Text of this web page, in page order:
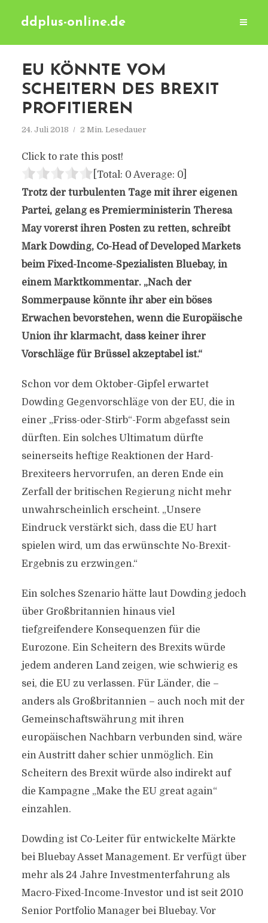
ddplus-online.de
EU KÖNNTE VOM
SCHEITERN DES BREXIT
PROFITIEREN
24. Juli 2018 2 Min. Lesedauer
Click to rate this post!
[Total: 0 Average: 0]
Trotz der turbulenten Tage mit ihrer eigenen
Partei, gelang es Premierministerin Theresa
May vorerst ihren Posten zu retten, schreibt
Mark Dowding, Co-Head of Developed Markets
beim Fixed-Income-Spezialisten Bluebay, in
einem Marktkommentar. „Nach der
Sommerpause könnte ihr aber ein böses
Erwachen bevorstehen, wenn die Europäische
Union ihr klarmacht, dass keiner ihrer
Vorschläge für Brüssel akzeptabel ist.“
Schon vor dem Oktober-Gipfel erwartet
Dowding Gegenvorschläge von der EU, die in
einer „Friss-oder-Stirb“-Form abgefasst sein
dürften. Ein solches Ultimatum dürfte
seinerseits heftige Reaktionen der Hard-
Brexiteers hervorrufen, an deren Ende ein
Zerfall der britischen Regierung nicht mehr
unwahrscheinlich erscheint. „Unsere
Eindruck verstärkt sich, dass die EU hart
spielen wird, um das erwünschte No-Brexit-
Ergebnis zu erzwingen.“
Ein solches Szenario hätte laut Dowding jedoch
über Großbritannien hinaus viel
tiefgreifendere Konsequenzen für die
Eurozone. Ein Scheitern des Brexits würde
jedem anderen Land zeigen, wie schwierig es
sei, die EU zu verlassen. Für Länder, die –
anders als Großbritannien – auch noch mit der
Gemeinschaftswährung mit ihren
europäischen Nachbarn verbunden sind, wäre
ein Austritt daher schier unmöglich. Ein
Scheitern des Brexit würde also indirekt auf
die Kampagne „Make the EU great again“
einzahlen.
Dowding ist Co-Leiter für entwickelte Märkte
bei Bluebay Asset Management. Er verfügt über
mehr als 24 Jahre Investmenterfahrung als
Macro-Fixed-Income-Investor und ist seit 2010
Senior Portfolio Manager bei Bluebay. Vor